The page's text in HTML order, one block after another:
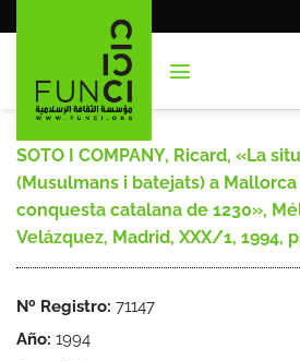
al
SOTO I COMPANY, Ricard, «La
(Musulmans i batejats) a
conquesta catalana de 1230»,
Velázquez, Madrid, XXX/1, 1994,
Nº Registro: 71147
Año: 1994